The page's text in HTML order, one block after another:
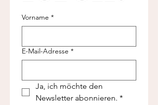
Vorname *
E-Mail-Adresse *
Ja, ich möchte den
Newsletter abonnieren. *